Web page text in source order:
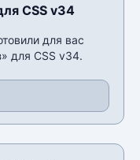
CSS v34
для вас
для CSS v34.